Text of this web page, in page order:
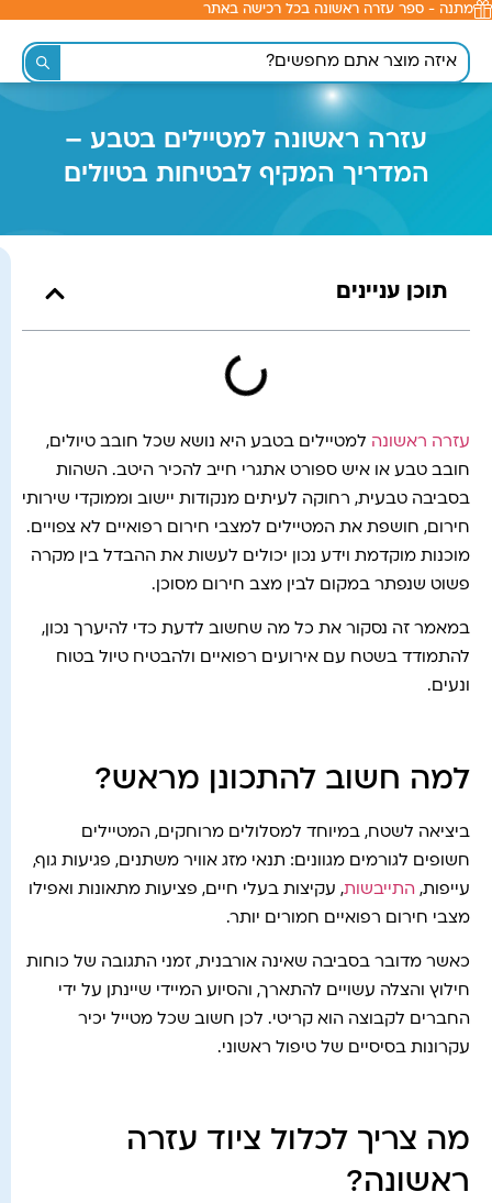
לתוכן
מתנה - ספר עזרה ראשונה בכל רכישה באתר
עזרה ראשונה למטיילים בטבע –
המדריך המקיף לבטיחות בטיולים
תוכן עניינים
עזרה ראשונה למטיילים בטבע היא נושא שכל חובב טיולים,
חובב טבע או איש ספורט אתגרי חייב להכיר היטב. השהות
בסביבה טבעית, רחוקה לעיתים מנקודות יישוב וממוקדי שירותי
חירום, חושפת את המטיילים למצבי חירום רפואיים לא צפויים.
מוכנות מוקדמת וידע נכון יכולים לעשות את ההבדל בין מקרה
פשוט שנפתר במקום לבין מצב חירום מסוכן.
במאמר זה נסקור את כל מה שחשוב לדעת כדי להיערך נכון,
להתמודד בשטח עם אירועים רפואיים ולהבטיח טיול בטוח
ונעים.
למה חשוב להתכונן מראש?
ביציאה לשטח, במיוחד למסלולים מרוחקים, המטיילים
חשופים לגורמים מגוונים: תנאי מזג אוויר משתנים, פגיעות גוף,
עייפות, התייבשות, עקיצות בעלי חיים, פציעות מתאונות ואפילו
מצבי חירום רפואיים חמורים יותר.
כאשר מדובר בסביבה שאינה אורבנית, זמני התגובה של כוחות
חילוץ והצלה עשויים להתארך, והסיוע המיידי שיינתן על ידי
החברים לקבוצה הוא קריטי. לכן חשוב שכל מטייל יכיר
עקרונות בסיסיים של טיפול ראשוני.
מה צריך לכלול ציוד עזרה
ראשונה?